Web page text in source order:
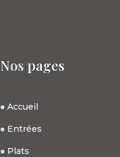
Nos pages
● Accueil
● Entrées
● Plats